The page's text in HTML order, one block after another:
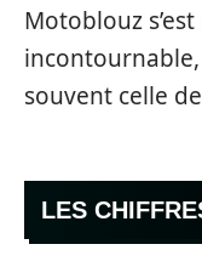
Motoblouz
souvent celle
LES